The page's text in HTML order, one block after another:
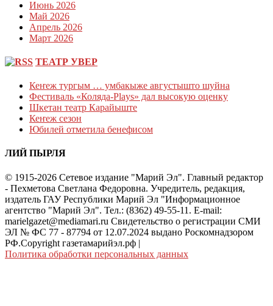
Июнь 2026
Май 2026
Апрель 2026
Март 2026
ТЕАТР УВЕР
Кеҥеж тургым … умбакыже августышто шуйна
Фестиваль «Коляда-Plays» дал высокую оценку
Шкетан театр Карайыште
Кеҥеж сезон
Юбилей отметила бенефисом
ЛИЙ ПЫРЛЯ
© 1915-2026 Сетевое издание "Марий Эл". Главный редактор
- Пехметова Светлана Федоровна. Учредитель, редакция,
издатель ГАУ Республики Марий Эл "Информационное
агентство "Марий Эл". Тел.: (8362) 49-55-11. E-mail:
marielgazet@mediamari.ru Свидетельство о регистрации СМИ
ЭЛ № ФС 77 - 87794 от 12.07.2024 выдано Роскомнадзором
РФ.Copyright газетамарийэл.рф |
Политика обработки персональных данных